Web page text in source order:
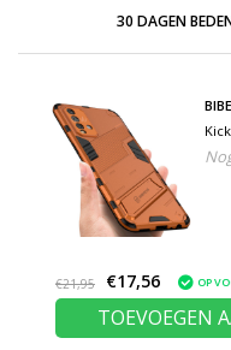
30 DAGEN
€21,95 €17,56 OP
TOEVOEGEN